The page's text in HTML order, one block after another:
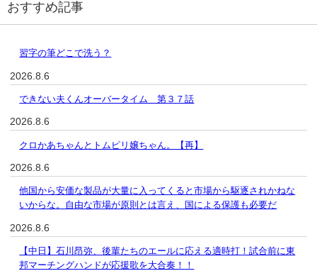
おすすめ記事
習字の筆どこで洗う？
2026.8.6
できない夫くんオーバータイム 第３７話
2026.8.6
クロかあちゃんとトムピリ嬢ちゃん。【再】
2026.8.6
他国から安価な製品が大量に入ってくると市場から駆逐されかねな
いからな。自由な市場が原則とは言え、国による保護も必要だ
2026.8.6
【中日】石川昂弥、後輩たちのエールに応える適時打！試合前に東
邦マーチングハンドが応援歌を大合奏！！